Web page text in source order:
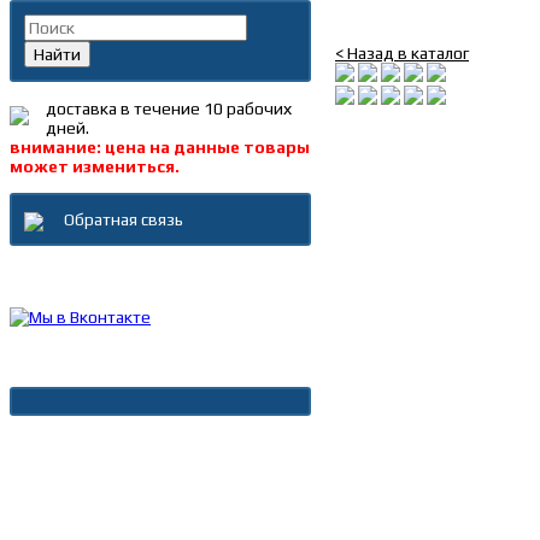
< Назад в каталог
Найти
доставка в течение 10 рабочих
дней.
внимание: цена на данные товары
может измениться.
Обратная связь